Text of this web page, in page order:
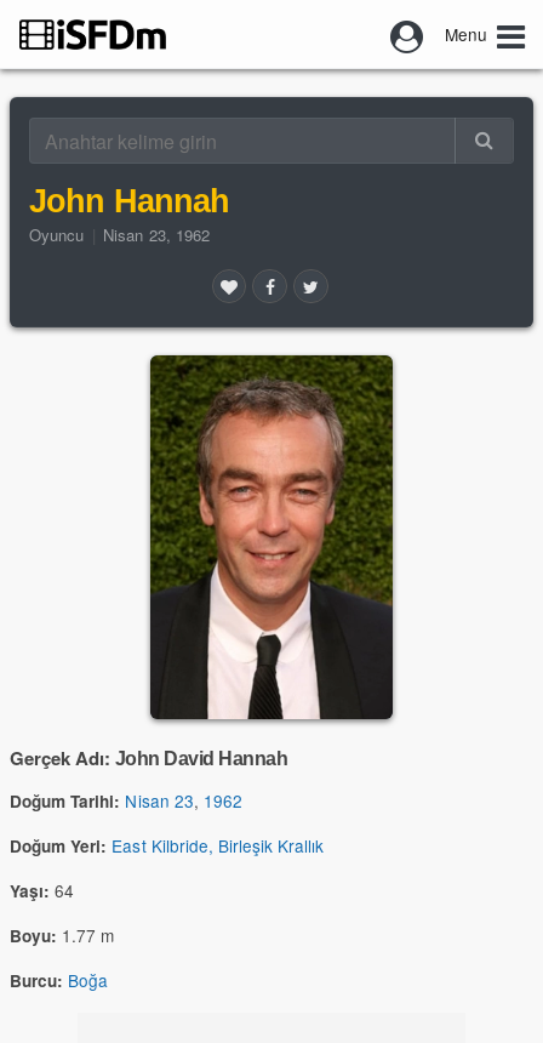
Menu
John Hannah
Oyuncu Nisan 23, 1962
Gerçek Adı: John David Hannah
Doğum Tarihi: Nisan 23, 1962
Doğum Yeri: East Kilbride, Birleşik Krallık
Yaşı: 64
Boyu: 1.77 m
Burcu: Boğa